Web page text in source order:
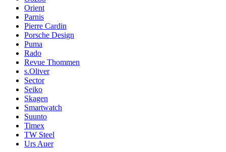
Orient
Parnis
Pierre Cardin
Porsche Design
Puma
Rado
Revue Thommen
s.Oliver
Sector
Seiko
Skagen
Smartwatch
Suunto
Timex
TW Steel
Urs Auer